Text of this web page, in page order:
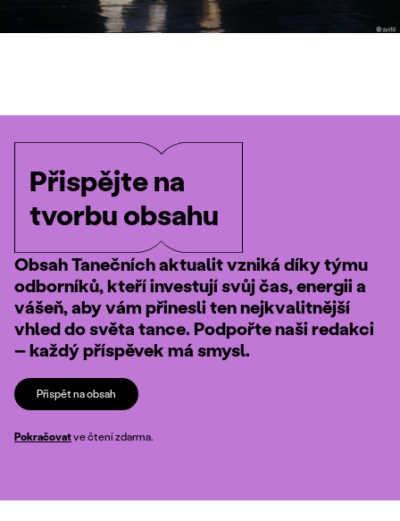
Přispějte na
tvorbu obsahu
Obsah Tanečních aktualit vzniká díky týmu
odborníků, kteří investují svůj čas, energii a
vášeň, aby vám přinesli ten nejkvalitnější
vhled do světa tance. Podpořte naši redakci
– každý příspěvek má smysl.
Přispět na obsah
Pokračovatve čtení zdarma.